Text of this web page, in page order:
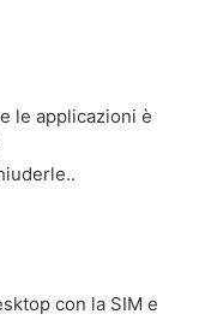
le applicazioni è
con la SIM e